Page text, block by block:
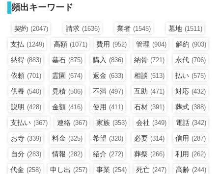
頻出キーワード
契約 (2047) 請求 (1636) 業者 (1545) 墓地 (1511)
支払 (1249) 高額 (1071) 費用 (952) 管理 (904) 解約 (903)
納得 (883) 墓石 (875) 購入 (836) 納骨 (721) 永代 (706)
依頼 (701) 霊園 (674) 返金 (633) 相談 (613) 払い (575)
供養 (540) 見積 (506) 不満 (497) 互助 (471) 対応 (432)
説明 (428) 金額 (416) 使用 (411) 石材 (391) 葬式 (388)
支払い (367) 連絡 (367) 家族 (353) 会社 (349) 電話 (342)
お寺 (339) 料金 (325) 希望 (320) 必要 (314) 信用 (287)
自分 (283) 情報 (282) 紹介 (272) 葬祭 (266) 利用 (262)
代金 (258) 申し出 (257) 事業 (254) 死亡 (247) 高齢 (244)